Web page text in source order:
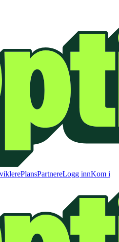
PlansPartnereLogg innKom i